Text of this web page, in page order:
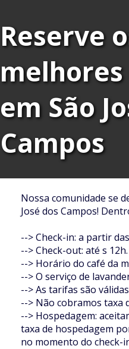
Reserve
em São
Campos
Nossa comunidade se
José dos Campos!
--> Check-in: a partir
--> Check-out: até s 12h.
--> Horário do café da
--> O serviço de
--> As tarifas são
--> Não cobramos taxa
--> Hospedagem:
taxa de hospedagem
no momento do check-